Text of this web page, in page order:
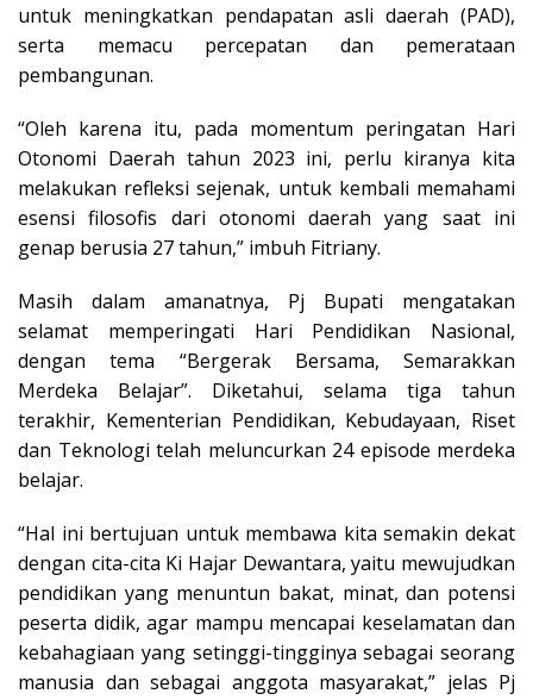
untuk meningkatkan pendapatan asli daerah (PAD),
serta memacu percepatan dan pemerataan
pembangunan.
“Oleh karena itu, pada momentum peringatan Hari
Otonomi Daerah tahun 2023 ini, perlu kiranya kita
melakukan refleksi sejenak, untuk kembali memahami
esensi filosofis dari otonomi daerah yang saat ini
genap berusia 27 tahun,” imbuh Fitriany.
Masih dalam amanatnya, Pj Bupati mengatakan
selamat memperingati Hari Pendidikan Nasional,
dengan tema “Bergerak Bersama, Semarakkan
Merdeka Belajar”. Diketahui, selama tiga tahun
terakhir, Kementerian Pendidikan, Kebudayaan, Riset
dan Teknologi telah meluncurkan 24 episode merdeka
belajar.
“Hal ini bertujuan untuk membawa kita semakin dekat
dengan cita-cita Ki Hajar Dewantara, yaitu mewujudkan
pendidikan yang menuntun bakat, minat, dan potensi
peserta didik, agar mampu mencapai keselamatan dan
kebahagiaan yang setinggi-tingginya sebagai seorang
manusia dan sebagai anggota masyarakat,” jelas Pj